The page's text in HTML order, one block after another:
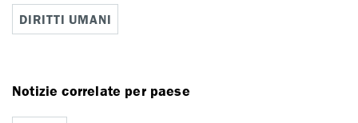
DIRITTI UMANI
Notizie correlate per paese